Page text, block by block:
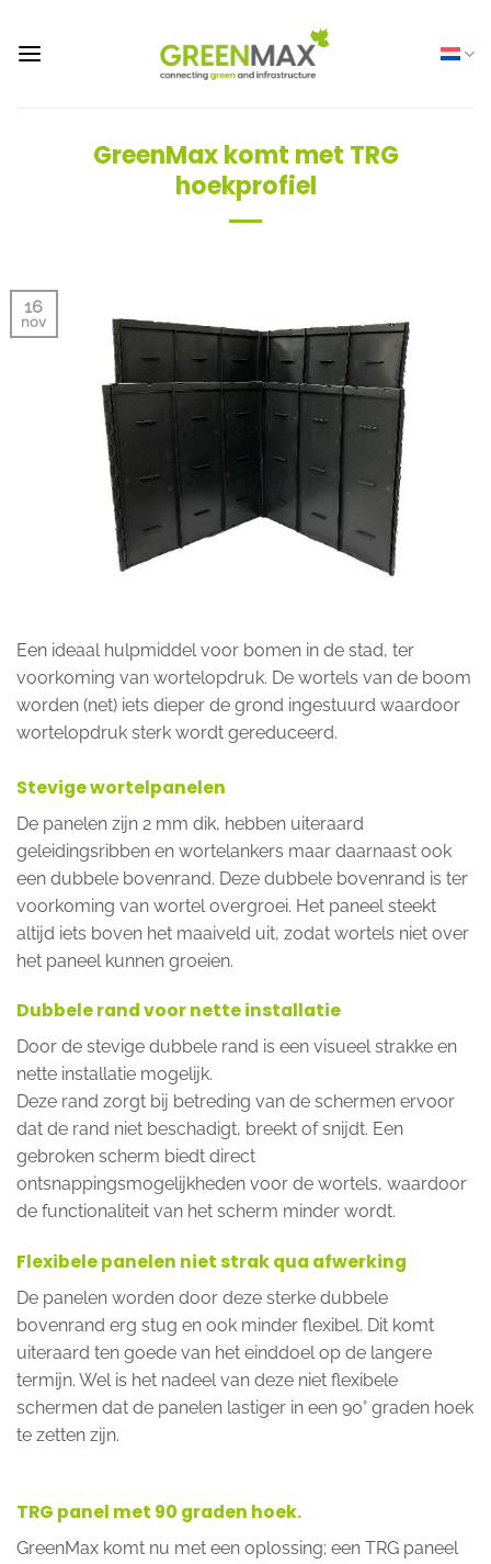
naar
inhoud
GreenMax komt met TRG
hoekprofiel
16
nov
Een ideaal hulpmiddel voor bomen in de stad, ter
voorkoming van wortelopdruk. De wortels van de boom
worden (net) iets dieper de grond ingestuurd waardoor
wortelopdruk sterk wordt gereduceerd.
Stevige wortelpanelen
De panelen zijn 2 mm dik, hebben uiteraard
geleidingsribben en wortelankers maar daarnaast ook
een dubbele bovenrand. Deze dubbele bovenrand is ter
voorkoming van wortel overgroei. Het paneel steekt
altijd iets boven het maaiveld uit, zodat wortels niet over
het paneel kunnen groeien.
Dubbele rand voor nette installatie
Door de stevige dubbele rand is een visueel strakke en
nette installatie mogelijk.
Deze rand zorgt bij betreding van de schermen ervoor
dat de rand niet beschadigt, breekt of snijdt. Een
gebroken scherm biedt direct
ontsnappingsmogelijkheden voor de wortels, waardoor
de functionaliteit van het scherm minder wordt.
Flexibele panelen niet strak qua afwerking
De panelen worden door deze sterke dubbele
bovenrand erg stug en ook minder flexibel. Dit komt
uiteraard ten goede van het einddoel op de langere
termijn. Wel is het nadeel van deze niet flexibele
schermen dat de panelen lastiger in een 90° graden hoek
te zetten zijn.
TRG panel met 90 graden hoek.
GreenMax komt nu met een oplossing; een TRG paneel